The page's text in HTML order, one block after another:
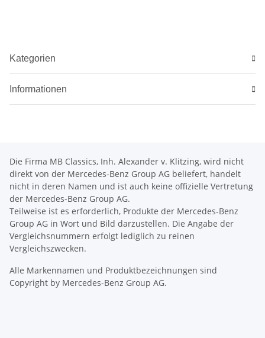
Kategorien
Informationen
Die Firma MB Classics, Inh. Alexander v. Klitzing, wird nicht
direkt von der Mercedes-Benz Group AG beliefert, handelt
nicht in deren Namen und ist auch keine offizielle Vertretung
der Mercedes-Benz Group AG.
Teilweise ist es erforderlich, Produkte der Mercedes-Benz
Group AG in Wort und Bild darzustellen. Die Angabe der
Vergleichsnummern erfolgt lediglich zu reinen
Vergleichszwecken.
Alle Markennamen und Produktbezeichnungen sind
Copyright by Mercedes-Benz Group AG.